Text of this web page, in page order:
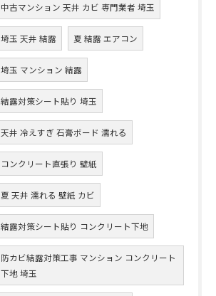
中古マンション 天井 カビ 専門業者 埼玉
埼玉 天井 結露 夏 結露 エアコン
埼玉 マンション 結露
結露対策シート貼り 埼玉
天井 冷えすぎ 石膏ボード 濡れる
コンクリート直張り 壁紙
夏 天井 濡れる 壁紙 カビ
結露対策シート貼り コンクリート下地
防カビ結露対策工事 マンション コンクリート
下地 埼玉